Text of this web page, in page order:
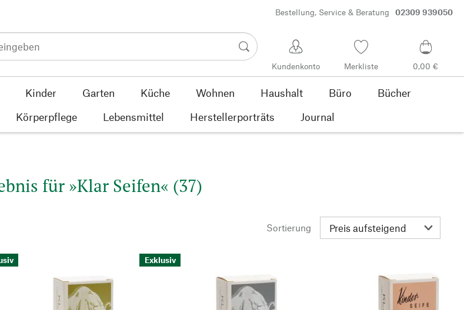
Bestellung, Service & Beratung 02309 939050
Kundenkonto Merkliste 0,00 €
Kinder Garten Küche Wohnen Haushalt Büro
Bücher
Körperpflege Lebensmittel Herstellerporträts Journal
für »Klar Seifen« (37)
Sortierung
Exklusiv